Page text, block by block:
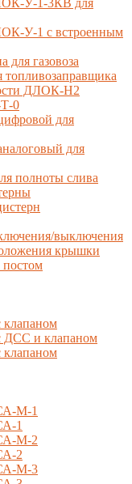
У-1 с встроенным
для газовоза
топливозаправщика
ДЛОК-Н2
0
для
для
полноты слива
выключения
крышки
ДСС и клапаном
М-1
1
М-2
2
М-3